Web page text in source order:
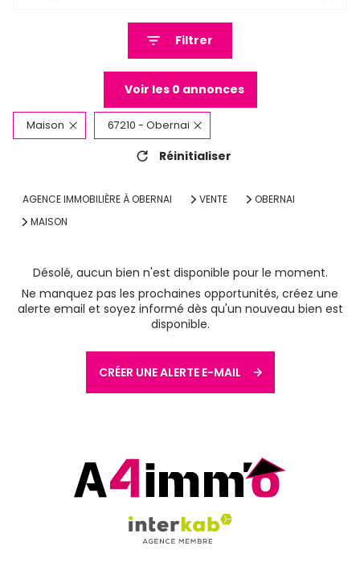
Filtrer
Voir les 0 annonces
Maison 67210 - Obernai
Réinitialiser
AGENCE IMMOBILIÈRE À OBERNAI VENTE
OBERNAI
MAISON
Désolé, aucun bien n'est disponible pour le moment.
Ne manquez pas les prochaines opportunités, créez une
alerte email et soyez informé dès qu'un nouveau bien est
disponible.
CRÉER UNE ALERTE E-MAIL